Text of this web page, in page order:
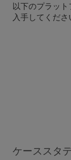
以下のプラッ
入手してくださ
ケーススタ